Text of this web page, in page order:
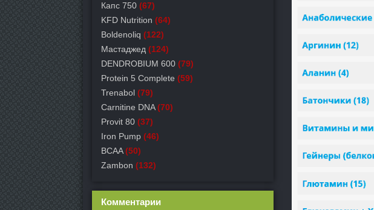
Капс 750 (67)
KFD Nutrition (64)
Boldenoliq (122)
Мастаджед (124)
DENDROBIUM 600 (79)
Protein 5 Complete (59)
Trenabol (79)
Carnitine DNA (70)
Provit 80 (37)
Iron Pump (46)
BCAA (50)
Zambon (132)
Комментарии